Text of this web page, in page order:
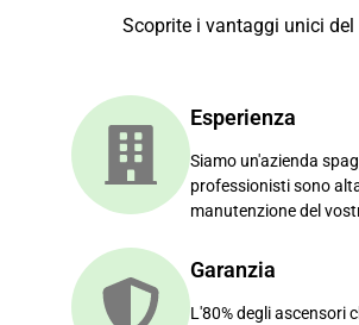
Scoprite i vantaggi unici
Esperienza
Siamo un'azienda
professionisti sono
manutenzione del
Garanzia
L'80% degli ascensori